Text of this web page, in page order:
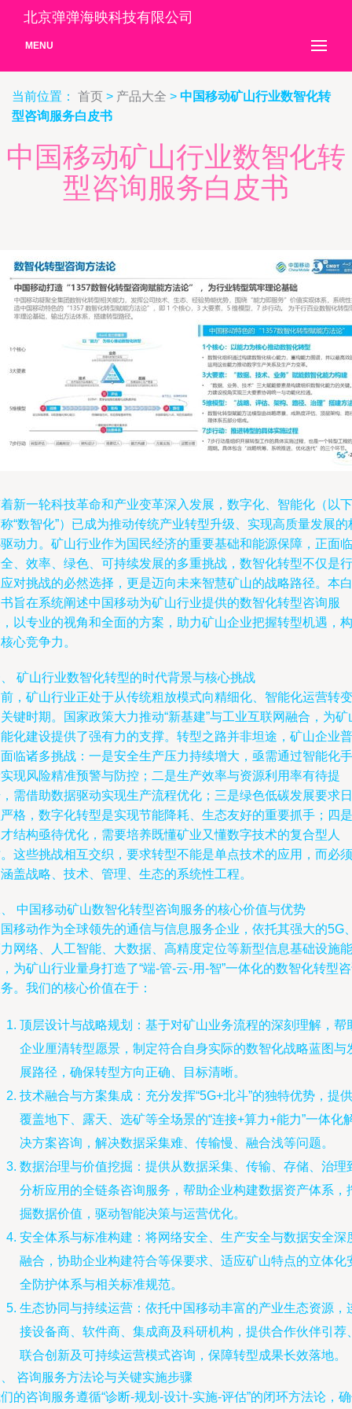
北京弹弹海映科技有限公司
MENU
当前位置： 首页 > 产品大全 > 中国移动矿山行业数智化转
型咨询服务白皮书
中国移动矿山行业数智化转
型咨询服务白皮书
新一轮科技革命和产业变革深入发展，数字化、智能化（以下
“数智化”）已成为推动传统产业转型升级、实现高质量发展的
动力。矿山行业作为国民经济的重要基础和能源保障，正面临
、效率、绿色、可持续发展的多重挑战，数智化转型不仅是行
对挑战的必然选择，更是迈向未来智慧矿山的战略路径。本白
旨在系统阐述中国移动为矿山行业提供的数智化转型咨询服
以专业的视角和全面的方案，助力矿山企业把握转型机遇，构
心竞争力。
矿山行业数智化转型的时代背景与核心挑战
，矿山行业正处于从传统粗放模式向精细化、智能化运营转变
键时期。国家政策大力推动“新基建”与工业互联网融合，为矿
化建设提供了强有力的支撑。转型之路并非坦途，矿山企业普
临诸多挑战：一是安全生产压力持续增大，亟需通过智能化手
现风险精准预警与防控；二是生产效率与资源利用率有待提
需借助数据驱动实现生产流程优化；三是绿色低碳发展要求日
格，数字化转型是实现节能降耗、生态友好的重要抓手；四是
结构亟待优化，需要培养既懂矿业又懂数字技术的复合型人
这些挑战相互交织，要求转型不能是单点技术的应用，而必须
盖战略、技术、管理、生态的系统性工程。
中国移动矿山数智化转型咨询服务的核心价值与优势
移动作为全球领先的通信与信息服务企业，依托其强大的5G
网络、人工智能、大数据、高精度定位等新型信息基础设施能
为矿山行业量身打造了“端-管-云-用-智”一体化的数智化转型
。我们的核心价值在于：
顶层设计与战略规划：基于对矿山业务流程的深刻理解，帮
企业厘清转型愿景，制定符合自身实际的数智化战略蓝图与
展路径，确保转型方向正确、目标清晰。
技术融合与方案集成：充分发挥“5G+北斗”的独特优势，提供
覆盖地下、露天、选矿等全场景的“连接+算力+能力”一体化
决方案咨询，解决数据采集难、传输慢、融合浅等问题。
数据治理与价值挖掘：提供从数据采集、传输、存储、治理
分析应用的全链条咨询服务，帮助企业构建数据资产体系，
掘数据价值，驱动智能决策与运营优化。
安全体系与标准构建：将网络安全、生产安全与数据安全深
融合，协助企业构建符合等保要求、适应矿山特点的立体化
全防护体系与相关标准规范。
生态协同与持续运营：依托中国移动丰富的产业生态资源，
接设备商、软件商、集成商及科研机构，提供合作伙伴引荐
联合创新及可持续运营模式咨询，保障转型成果长效落地。
咨询服务方法论与关键实施步骤
的咨询服务遵循“诊断-规划-设计-实施-评估”的闭环方法论，